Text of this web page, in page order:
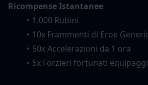
Ricompense Istantanee
1.000 Rubini
10x Frammenti di Eroe
50x Accelerazioni da 1 ora
5x Forzieri fortunati